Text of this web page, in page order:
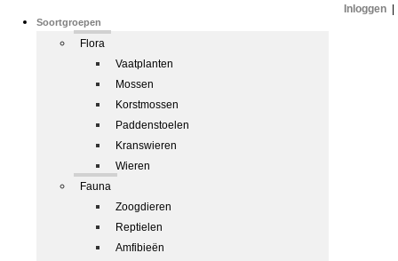
Soortgroepen
Flora
Vaatplanten
Mossen
Korstmossen
Paddenstoelen
Kranswieren
Wieren
Fauna
Zoogdieren
Reptielen
Amfibieën
Inloggen